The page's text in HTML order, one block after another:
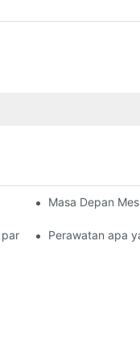
Anda?Masa Depan
hidrolik?
Perawatan apa